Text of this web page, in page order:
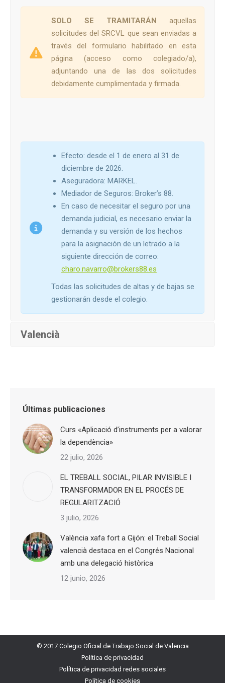
SOLO SE TRAMITARÁN aquellas
solicitudes del SRCVL que sean enviadas a
través del formulario habilitado en esta
página (acceso como colegiado/a),
adjuntando una de las dos solicitudes
debidamente cumplimentada y firmada.
Efecto: desde el 1 de enero al 31 de
diciembre de 2026.
Aseguradora: MARKEL.
Mediador de Seguros: Broker’s 88.
En caso de necesitar el seguro por una
demanda judicial, es necesario enviar la
demanda y su versión de los hechos
para la asignación de un letrado a la
siguiente dirección de correo:
charo.navarro@brokers88.es
Todas las solicitudes de altas y de bajas se
gestionarán desde el colegio.
Valencià
Últimas publicaciones
Curs «Aplicació d’instruments per a valorar
la dependència»
22 julio, 2026
EL TREBALL SOCIAL, PILAR INVISIBLE I
TRANSFORMADOR EN EL PROCÉS DE
REGULARITZACIÓ
3 julio, 2026
València xafa fort a Gijón: el Treball Social
valencià destaca en el Congrés Nacional
amb una delegació històrica
12 junio, 2026
© 2017 Colegio Oficial de Trabajo Social de Valencia
Política de privacidad
Política de privacidad redes sociales
Política de cookies